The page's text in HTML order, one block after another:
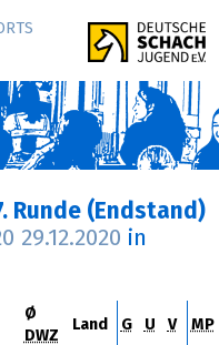
Runde (Endstand)
29.12.2020 in
Ø
DWZ
Land G U V MP